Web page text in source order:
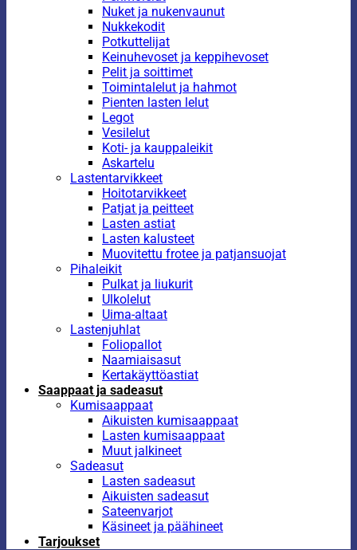
Nuket ja nukenvaunut
Nukkekodit
Potkuttelijat
Keinuhevoset ja keppihevoset
Pelit ja soittimet
Toimintalelut ja hahmot
Pienten lasten lelut
Legot
Vesilelut
Koti- ja kauppaleikit
Askartelu
Lastentarvikkeet
Hoitotarvikkeet
Patjat ja peitteet
Lasten astiat
Lasten kalusteet
Muovitettu frotee ja patjansuojat
Pihaleikit
Pulkat ja liukurit
Ulkolelut
Uima-altaat
Lastenjuhlat
Foliopallot
Naamiaisasut
Kertakäyttöastiat
Saappaat ja sadeasut
Kumisaappaat
Aikuisten kumisaappaat
Lasten kumisaappaat
Muut jalkineet
Sadeasut
Lasten sadeasut
Aikuisten sadeasut
Sateenvarjot
Käsineet ja päähineet
Tarjoukset